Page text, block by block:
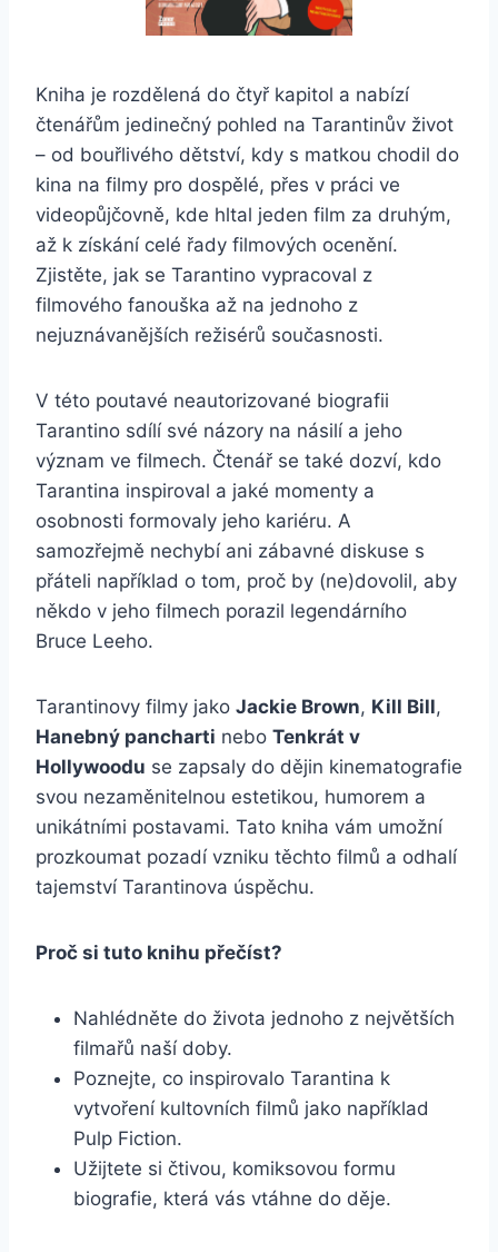
Kniha je rozdělená do čtyř kapitol a nabízí
čtenářům jedinečný pohled na Tarantinův život
– od bouřlivého dětství, kdy s matkou chodil do
kina na filmy pro dospělé, přes v práci ve
videopůjčovně, kde hltal jeden film za druhým,
až k získání celé řady filmových ocenění.
Zjistěte, jak se Tarantino vypracoval z
filmového fanouška až na jednoho z
nejuznávanějších režisérů současnosti.
V této poutavé neautorizované biografii
Tarantino sdílí své názory na násilí a jeho
význam ve filmech. Čtenář se také dozví, kdo
Tarantina inspiroval a jaké momenty a
osobnosti formovaly jeho kariéru. A
samozřejmě nechybí ani zábavné diskuse s
přáteli například o tom, proč by (ne)dovolil, aby
někdo v jeho filmech porazil legendárního
Bruce Leeho.
Tarantinovy filmy jako Jackie Brown, Kill Bill,
Hanebný pancharti nebo Tenkrát v
Hollywoodu se zapsaly do dějin kinematografie
svou nezaměnitelnou estetikou, humorem a
unikátními postavami. Tato kniha vám umožní
prozkoumat pozadí vzniku těchto filmů a odhalí
tajemství Tarantinova úspěchu.
Proč si tuto knihu přečíst?
Nahlédněte do života jednoho z největších
filmařů naší doby.
Poznejte, co inspirovalo Tarantina k
vytvoření kultovních filmů jako například
Pulp Fiction.
Užijtete si čtivou, komiksovou formu
biografie, která vás vtáhne do děje.